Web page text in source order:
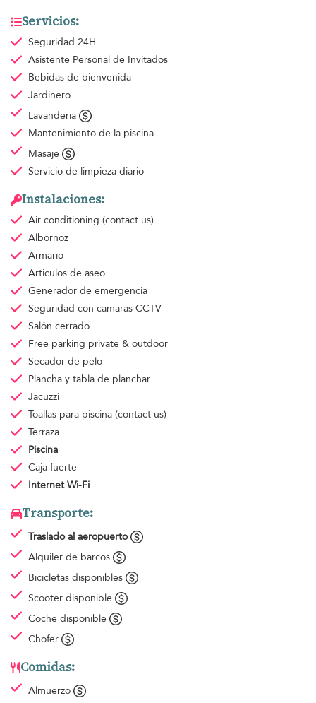
Servicios:
Seguridad 24H
Asistente Personal de Invitados
Bebidas de bienvenida
Jardinero
Lavandería
Mantenimiento de la piscina
Masaje
Servicio de limpieza diario
Instalaciones:
Air conditioning (contact us)
Albornoz
Armario
Articulos de aseo
Generador de emergencia
Seguridad con cámaras CCTV
Salón cerrado
Free parking private & outdoor
Secador de pelo
Plancha y tabla de planchar
Jacuzzi
Toallas para piscina (contact us)
Terraza
Piscina
Caja fuerte
Internet Wi-Fi
Transporte:
Traslado al aeropuerto
Alquiler de barcos
Bicicletas disponibles
Scooter disponible
Coche disponible
Chofer
Comidas:
Almuerzo